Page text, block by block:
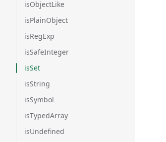
isObjectLike
isPlainObject
isRegExp
isSafeInteger
isSet
isString
isSymbol
isTypedArray
isUndefined